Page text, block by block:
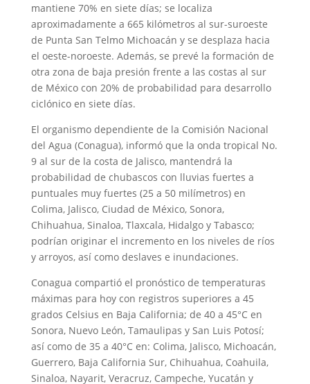
mantiene 70% en siete días; se localiza
aproximadamente a 665 kilómetros al sur-suroeste
de Punta San Telmo Michoacán y se desplaza hacia
el oeste-noroeste. Además, se prevé la formación de
otra zona de baja presión frente a las costas al sur
de México con 20% de probabilidad para desarrollo
ciclónico en siete días.
El organismo dependiente de la Comisión Nacional
del Agua (Conagua), informó que la onda tropical No.
9 al sur de la costa de Jalisco, mantendrá la
probabilidad de chubascos con lluvias fuertes a
puntuales muy fuertes (25 a 50 milímetros) en
Colima, Jalisco, Ciudad de México, Sonora,
Chihuahua, Sinaloa, Tlaxcala, Hidalgo y Tabasco;
podrían originar el incremento en los niveles de ríos
y arroyos, así como deslaves e inundaciones.
Conagua compartió el pronóstico de temperaturas
máximas para hoy con registros superiores a 45
grados Celsius en Baja California; de 40 a 45°C en
Sonora, Nuevo León, Tamaulipas y San Luis Potosí;
así como de 35 a 40°C en: Colima, Jalisco, Michoacán,
Guerrero, Baja California Sur, Chihuahua, Coahuila,
Sinaloa, Nayarit, Veracruz, Campeche, Yucatán y